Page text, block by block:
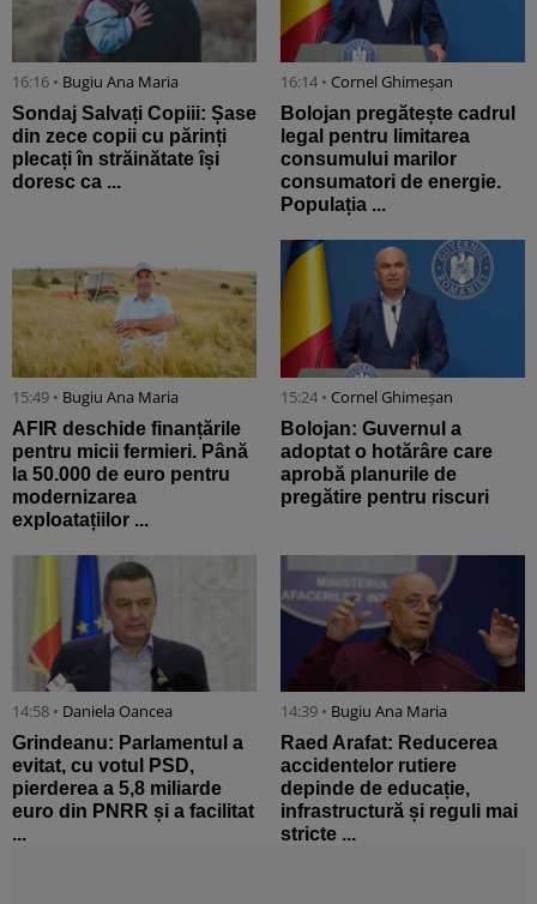
16:16 • Bugiu ⁠Ana Maria
Sondaj Salvați Copiii: Șase
din zece copii cu părinți
plecați în străinătate își
doresc ca ...
16:14 • Cornel Ghimeșan
Bolojan pregătește cadrul
legal pentru limitarea
consumului marilor
consumatori de energie.
Populația ...
15:49 • Bugiu ⁠Ana Maria
AFIR deschide finanțările
pentru micii fermieri. Până
la 50.000 de euro pentru
modernizarea
exploatațiilor ...
15:24 • Cornel Ghimeșan
Bolojan: Guvernul a
adoptat o hotărâre care
aprobă planurile de
pregătire pentru riscuri
14:58 • Daniela Oancea
Grindeanu: Parlamentul a
evitat, cu votul PSD,
pierderea a 5,8 miliarde
euro din PNRR și a facilitat
...
14:39 • Bugiu ⁠Ana Maria
Raed Arafat: Reducerea
accidentelor rutiere
depinde de educație,
infrastructură și reguli mai
stricte ...